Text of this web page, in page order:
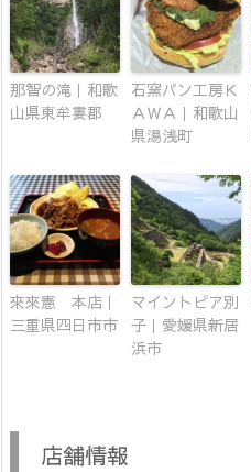
那智の滝｜和歌
山県東牟婁郡
石窯パン工房Ｋ
ＡＷＡ｜和歌山
県湯浅町
來來憲 本店｜
三重県四日市市
マイントピア別
子｜愛媛県新居
浜市
店舗情報